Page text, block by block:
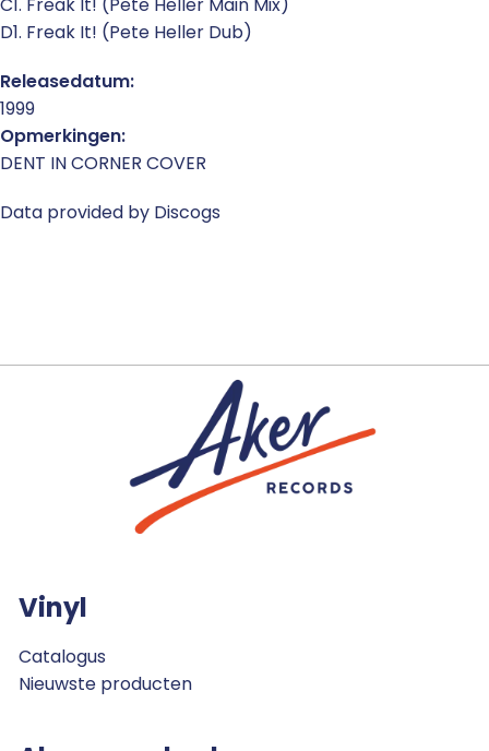
C1. Freak It! (Pete Heller Main Mix)
D1. Freak It! (Pete Heller Dub)
Releasedatum:
1999
Opmerkingen:
DENT IN CORNER COVER
Data provided by Discogs
Vinyl
Catalogus
Nieuwste producten